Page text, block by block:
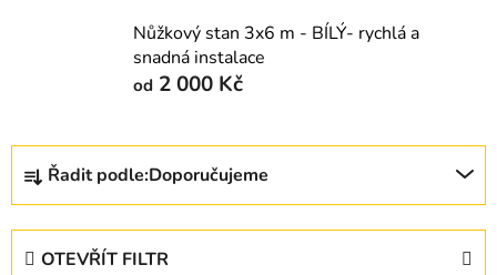
Nůžkový stan 3x6 m - BÍLÝ- rychlá a
snadná instalace
od 2 000 Kč
Ř
z
Řadit podle:Doporučujeme
OTEVŘÍT FILTR